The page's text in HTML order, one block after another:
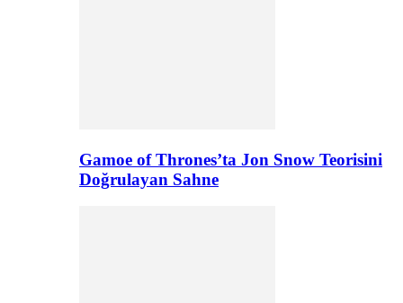
Gamoe of Thrones’ta Jon Snow Teorisini
Doğrulayan Sahne